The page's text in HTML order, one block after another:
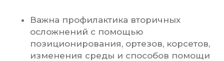
Важна профилактика вторичных
осложнений с помощью
позиционирования, ортезов, корсетов,
изменения среды и способов помощи